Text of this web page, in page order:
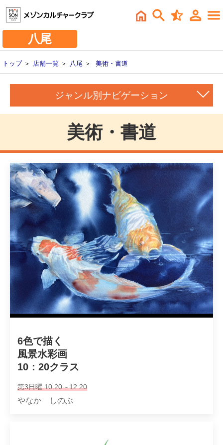
八尾
トップ＞ 店舗一覧 ＞ 八尾 ＞ 美術・書道
ジャンル別ナビゲーション
美術・書道
6色で描く
風景水彩画
10：20クラス
第3日曜 10:20～12:20
やなか しのぶ